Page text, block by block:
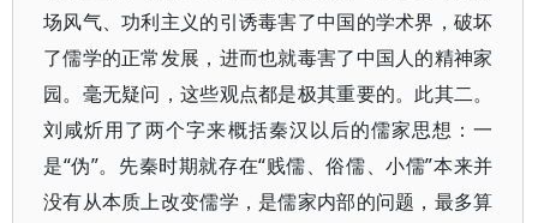
场风气、功利主义的引诱毒害了中国的学术界，破坏
了儒学的正常发展，进而也就毒害了中国人的精神家
园。毫无疑问，这些观点都是极其重要的。此其二。
刘咸炘用了两个字来概括秦汉以后的儒家思想：一
是“伪”。先秦时期就存在“贱儒、俗儒、小儒”本来并
没有从本质上改变儒学，是儒家内部的问题，最多算